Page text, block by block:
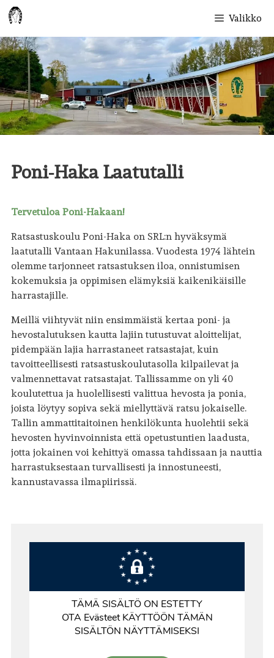
Siirry
sisältöön
Valikko
Poni-Haka Laatutalli
Tervetuloa Poni-Hakaan!
Ratsastuskoulu Poni-Haka on SRL:n hyväksymä
laatutalli Vantaan Hakunilassa. Vuodesta 1974 lähtein
olemme tarjonneet ratsastuksen iloa, onnistumisen
kokemuksia ja oppimisen elämyksiä kaikenikäisille
harrastajille.
Meillä viihtyvät niin ensimmäistä kertaa poni- ja
hevostalutuksen kautta lajiin tutustuvat aloittelijat,
pidempään lajia harrastaneet ratsastajat, kuin
tavoitteellisesti ratsastuskoulutasolla kilpailevat ja
valmennettavat ratsastajat. Tallissamme on yli 40
koulutettua ja huolellisesti valittua hevosta ja ponia,
joista löytyy sopiva sekä miellyttävä ratsu jokaiselle.
Tallin ammattitaitoinen henkilökunta huolehtii sekä
hevosten hyvinvoinnista että opetustuntien laadusta,
jotta jokainen voi kehittyä omassa tahdissaan ja nauttia
harrastuksestaan turvallisesti ja innostuneesti,
kannustavassa ilmapiirissä.